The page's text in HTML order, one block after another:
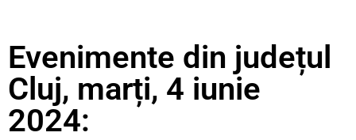
Evenimente din județul
Cluj, marți, 4 iunie
2024: